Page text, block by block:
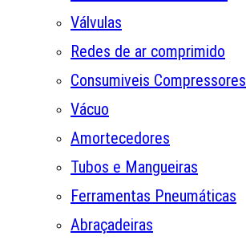
Válvulas
Redes de ar comprimido
Consumiveis Compressores
Vácuo
Amortecedores
Tubos e Mangueiras
Ferramentas Pneumáticas
Abraçadeiras